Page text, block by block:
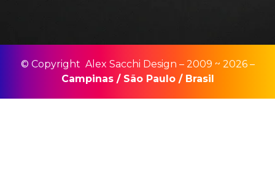
© Copyright Alex Sacchi Design – 2009 ~ 2026 –
Campinas/ São Paulo/ Brasil